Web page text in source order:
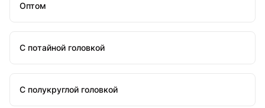
Оптом
С потайной головкой
С полукруглой головкой